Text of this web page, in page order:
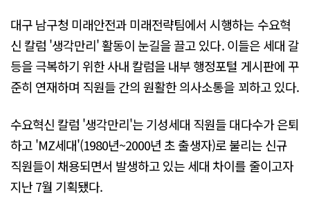
대구 남구청 미래안전과 미래전략팀에서 시행하는 수요혁
신 칼럼 '생각만리' 활동이 눈길을 끌고 있다. 이들은 세대 갈
등을 극복하기 위한 사내 칼럼을 내부 행정포털 게시판에 꾸
준히 연재하며 직원들 간의 원활한 의사소통을 꾀하고 있다.
수요혁신 칼럼 '생각만리'는 기성세대 직원들 대다수가 은퇴
하고 'MZ세대'(1980년~2000년 초 출생자)로 불리는 신규
직원들이 채용되면서 발생하고 있는 세대 차이를 줄이고자
지난 7월 기획됐다.